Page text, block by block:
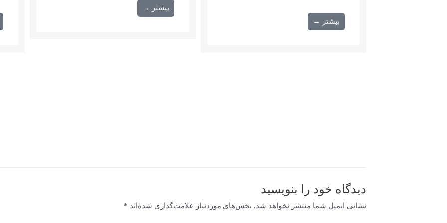
بیشتر →
بیشتر →
دیدگاه‌ خود را بنویسید
نشانی ایمیل شما منتشر نخواهد شد. بخش‌های موردنیاز علامت‌گذاری شده‌اند *